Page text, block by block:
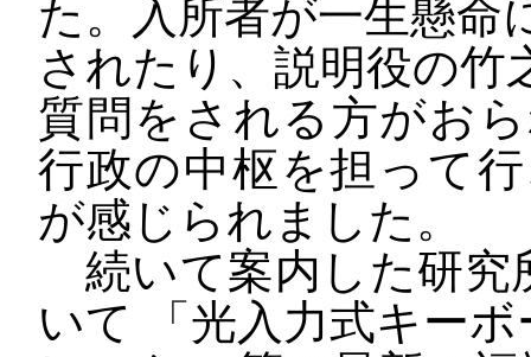
た。入所者が一生懸命
されたり、説明役の竹
質問をされる方がお
行政の中枢を担って
が感じられました。
続いて案内した研究
いて 「光入力式キー